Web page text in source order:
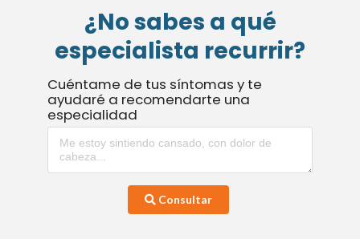
¿No sabes a qué
especialista recurrir?
Cuéntame de tus síntomas y te
ayudaré a recomendarte una
especialidad
Consultar